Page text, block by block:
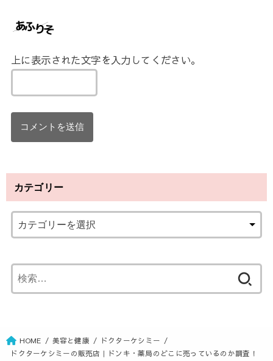
上に表示された文字を入力してください。
カテゴリー
索
HOME 美容と健康
ドクターケシミー
ドクターケシミーの販売店｜ドンキ・薬局のどこに売っているのか調査！